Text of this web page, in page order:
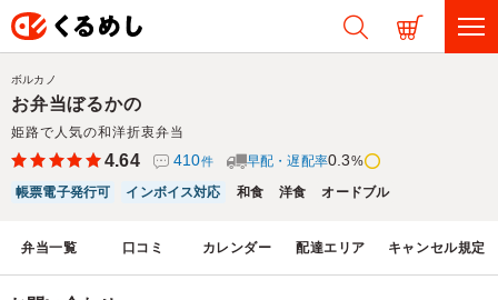
お弁当ぼるかの
姫路で人気の和洋折衷弁当
ボルカノ
4.64 410件 早配・遅配率0.3%
帳票電子発行可
インボイス対応 和食 洋食 オードブル
弁当一覧 口コミ カレンダー 配達エリア キャンセル規定